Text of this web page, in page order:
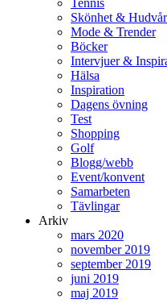
Tennis
Skönhet &
Mode & Trender
Böcker
Intervjuer &
Hälsa
Inspiration
Dagens övning
Test
Shopping
Golf
Blogg/webb
Event/konvent
Samarbeten
Tävlingar
Arkiv
mars 2020
november 2019
september 2019
juni 2019
maj 2019